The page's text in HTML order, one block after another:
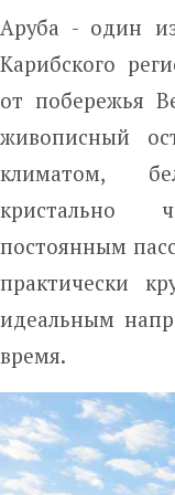
Аруба - один
Карибского
от побережья
живописный
климатом,
кристально
постоянным
практически
идеальным
время.